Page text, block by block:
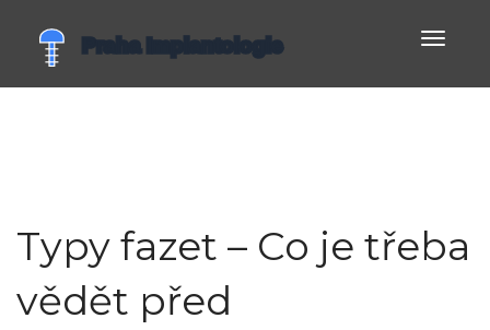
Typy fazet – Co je třeba
vědět před